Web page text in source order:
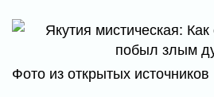
Фото из открытых источников